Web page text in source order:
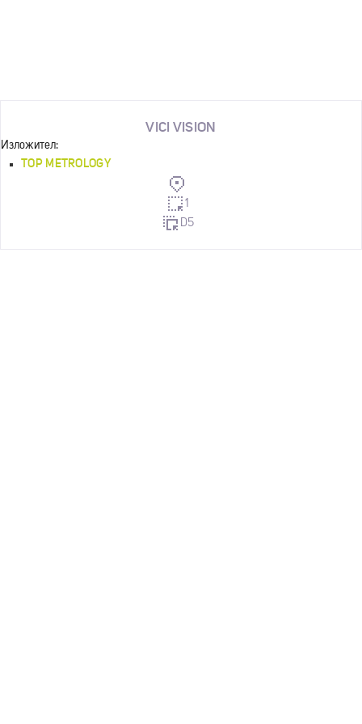
VICI VISION
Изложител:
TOP METROLOGY
1
D5